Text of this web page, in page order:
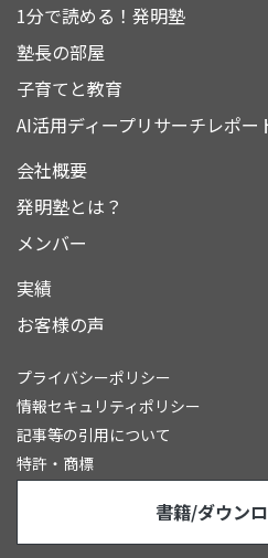
1分で読める！発明塾
塾長の部屋
子育てと教育
AI活用ディープリサーチレポー
会社概要
発明塾とは？
メンバー
実績
お客様の声
プライバシーポリシー
情報セキュリティポリシー
記事等の引用について
特許・商標
書籍/ダウン